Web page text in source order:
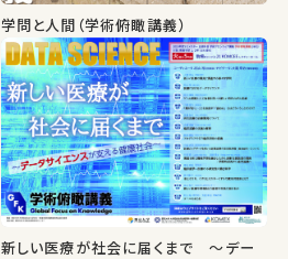
学問と人間（学術俯瞰講義）
新しい医療が社会に届くまで ～デー